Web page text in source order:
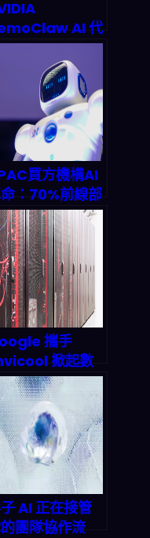
AI 代
台震撼登場：
Claw 熱潮
，企業自動化要
要直接起飛？深
解 GPU 算力
何重塑產業鏈
買方機構AI
：70%前線部
後的自動化戰
2026兆美元
場佈局
攜手
掀起數
心冷卻革命：
式散熱技術如
AI 雲端時代
下兆億成本？
AI 正在接管
團隊協作流